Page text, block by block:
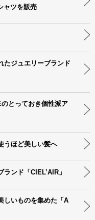
ャツを販売
たジュエリーブランド
とっておき個性派ア
うほど美しい髪へ
ンド「CIEL’AIR」
しいものを集めた「A